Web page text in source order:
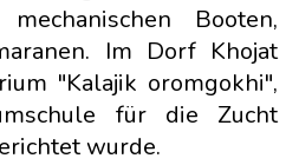
Booten,
Im Dorf Khojat
"Kalajik oromgokhi",
für die Zucht
wurde.